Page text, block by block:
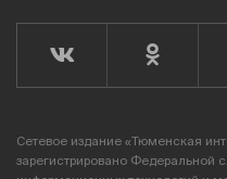
Сетевое издание «Тюменская
зарегистрировано Федеральной